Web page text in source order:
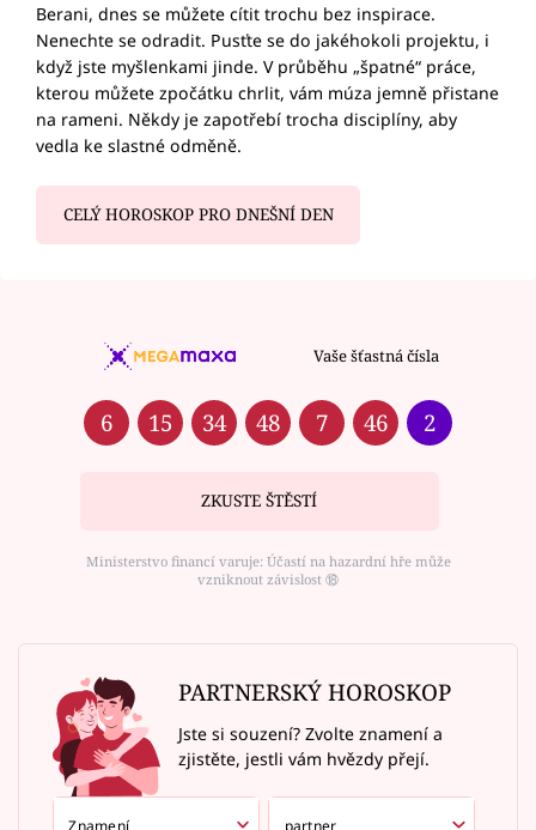
Berani, dnes se můžete cítit trochu bez inspirace.
Nenechte se odradit. Pusťte se do jakéhokoli projektu, i
když jste myšlenkami jinde. V průběhu „špatné“ práce,
kterou můžete zpočátku chrlit, vám múza jemně přistane
na rameni. Někdy je zapotřebí trocha disciplíny, aby
vedla ke slastné odměně.
CELÝ HOROSKOP PRO DNEŠNÍ DEN
Vaše šťastná čísla
6 15 34 48 7 46 2
ZKUSTE ŠTĚSTÍ
Ministerstvo financí varuje: Účastí na hazardní hře může
vzniknout závislost ⑱
PARTNERSKÝ HOROSKOP
Jste si souzení? Zvolte znamení a
zjistěte, jestli vám hvězdy přejí.